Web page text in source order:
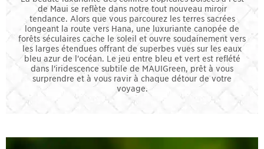
de Maui se reflète dans notre tout nouveau miroir
tendance. Alors que vous parcourez les terres sacrées
longeant la route vers Hana, une luxuriante canopée de
forêts séculaires cache le soleil et ouvre soudainement vers
les larges étendues offrant de superbes vues sur les eaux
bleu azur de l'océan. Le jeu entre bleu et vert est reflété
dans l'iridescence subtile de MAUIGreen, prêt à vous
surprendre et à vous ravir à chaque détour de votre
voyage.